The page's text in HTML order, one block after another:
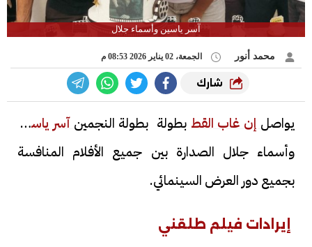
آسر ياسين وأسماء جلال
محمد أنور الجمعة، 02 يناير 2026 08:53 م
شارك
يواصل إن غاب القط بطولة بطولة النجمين آسر ياسين
وأسماء جلال الصدارة بين جميع الأفلام المنافسة
بجميع دور العرض السينمائي.
إيرادات فيلم طلقني